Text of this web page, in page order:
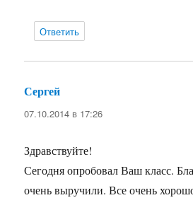
Ответить
Сергей
07.10.2014 в 17:26
Здравствуйте!
Сегодня опробовал Ваш класс.
очень выручили. Все очень